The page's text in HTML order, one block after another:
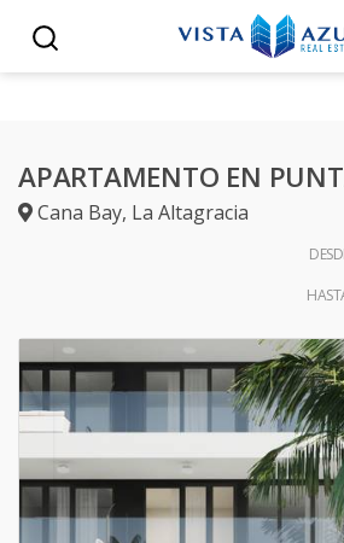
APARTAMENTO EN
Cana Bay, La Altagracia